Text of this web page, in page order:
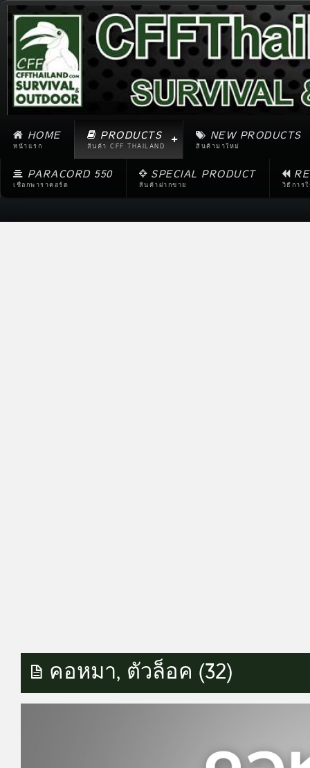
HOME
หน้าแรก
PRODUCTS
สินค้า CFF THAILAND
NEW PRODUCTS
สินค้ามาใหม่
PARACORD 550
เชือกพาราคอร์ด
SPECIAL PRODUCT
สินค้าฝากขาย วิธีการ
คอหมา, ตัวล็อค (32)